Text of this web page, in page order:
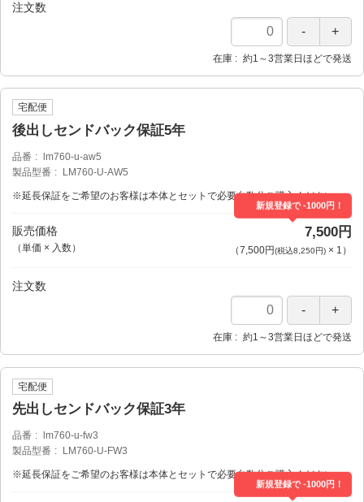
注文数
在庫 約1～3営業日ほどで発送
宅配便
後出しセンドバック保証5年
品番
lm760-u-aw5
製品型番
LM760-U-AW5
※延長保証をご希望のお客様は本体とセットで必要台数分ご購入ください。
販売価格
（単価 × 入数）
新規登録で -1000円！
7,500円
（7,500円(税込8,250円)× 1 ）
注文数
在庫 約1～3営業日ほどで発送
宅配便
先出しセンドバック保証3年
品番
lm760-u-fw3
製品型番
LM760-U-FW3
※延長保証をご希望のお客様は本体とセットで必要台数分ご購入ください。
新規登録で -1000円！